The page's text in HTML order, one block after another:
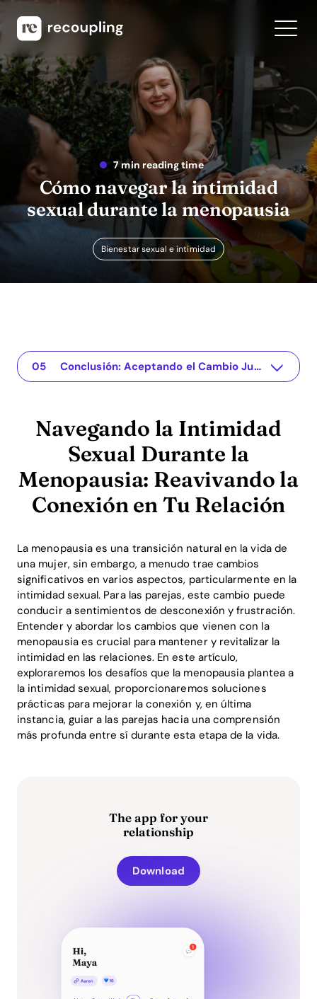
7 min reading time
Cómo navegar la intimidad
sexual durante la menopausia
Bienestar sexual e intimidad
Navegando la Intimidad Sexual Durante la Menopausia: Reavivando la Conexión en Tu Relación
The app for your relationship
Entendiendo el Problema
Soluciones Prácticas y Perspectivas
Conclusión: Aceptando el Cambio Juntos
Navegando la Intimidad
Sexual Durante la
Menopausia: Reavivando la
Conexión en Tu Relación
La menopausia es una transición natural en la vida de
una mujer, sin embargo, a menudo trae cambios
significativos en varios aspectos, particularmente en la
intimidad sexual. Para las parejas, este cambio puede
conducir a sentimientos de desconexión y frustración.
Entender y abordar los cambios que vienen con la
menopausia es crucial para mantener y revitalizar la
intimidad en las relaciones. En este artículo,
exploraremos los desafíos que la menopausia plantea a
la intimidad sexual, proporcionaremos soluciones
prácticas para mejorar la conexión y, en última
instancia, guiar a las parejas hacia una comprensión
más profunda entre sí durante esta etapa de la vida.
The app for your
relationship
Download